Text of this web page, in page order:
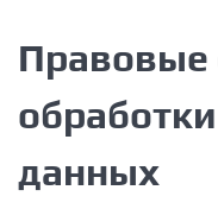
Правовые
данных